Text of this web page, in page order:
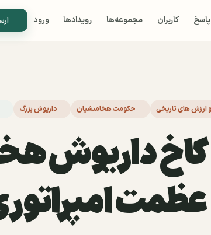
کاربران مجموعه‌ها رویدادها ورود
و ارزش های تاریخی حکومت هخامنشیان داریوش بزرگ
داریوش
عظمت